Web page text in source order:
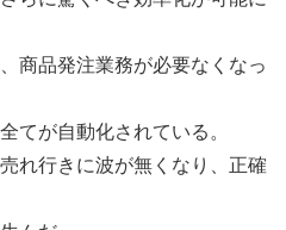
商品発注業務が必要なくなっ
てが自動化されている。
れ行きに波が無くなり、正確